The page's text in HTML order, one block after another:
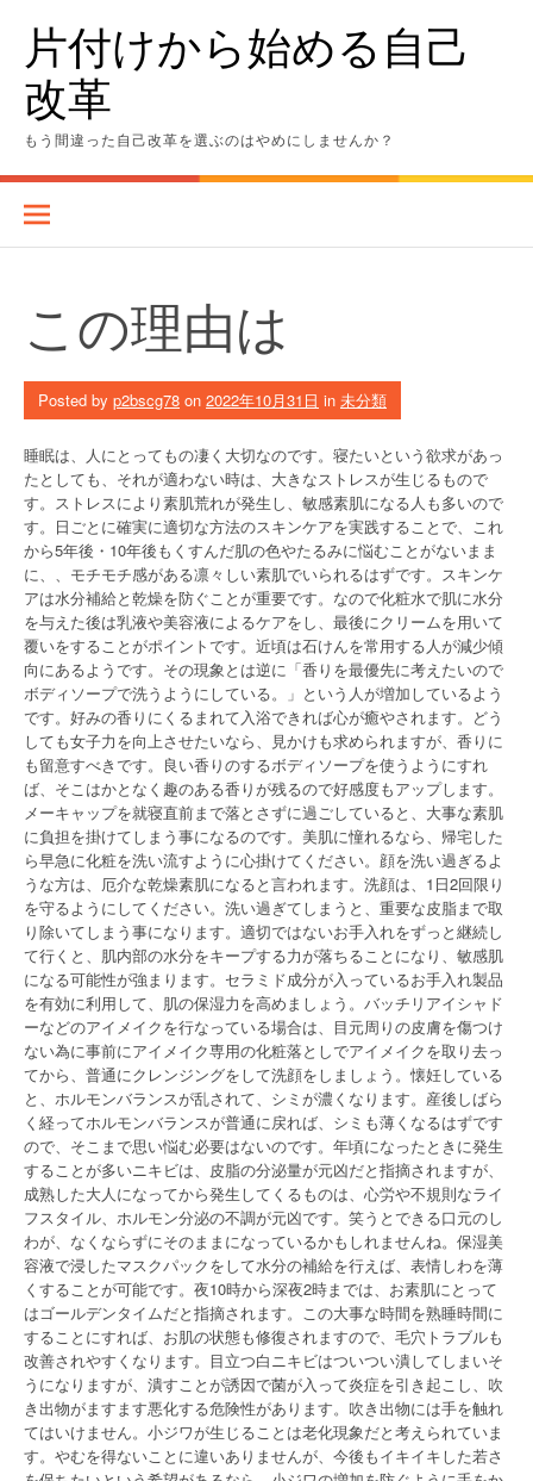
content片付けから始める自己
改革
もう間違った自己改革を選ぶのはやめにしませんか？
この理由は
Posted by p2bscg78 on 2022年10月31日 in 未分類
睡眠は、人にとってもの凄く大切なのです。寝たいという欲求があっ
たとしても、それが適わない時は、大きなストレスが生じるもので
す。ストレスにより素肌荒れが発生し、敏感素肌になる人も多いので
す。日ごとに確実に適切な方法のスキンケアを実践することで、これ
から5年後・10年後もくすんだ肌の色やたるみに悩むことがないまま
に、、モチモチ感がある凛々しい素肌でいられるはずです。スキンケ
アは水分補給と乾燥を防ぐことが重要です。なので化粧水で肌に水分
を与えた後は乳液や美容液によるケアをし、最後にクリームを用いて
覆いをすることがポイントです。近頃は石けんを常用する人が減少傾
向にあるようです。その現象とは逆に「香りを最優先に考えたいので
ボディソープで洗うようにしている。」という人が増加しているよう
です。好みの香りにくるまれて入浴できれば心が癒やされます。どう
しても女子力を向上させたいなら、見かけも求められますが、香りに
も留意すべきです。良い香りのするボディソープを使うようにすれ
ば、そこはかとなく趣のある香りが残るので好感度もアップします。
メーキャップを就寝直前まで落とさずに過ごしていると、大事な素肌
に負担を掛けてしまう事になるのです。美肌に憧れるなら、帰宅した
ら早急に化粧を洗い流すように心掛けてください。顔を洗い過ぎるよ
うな方は、厄介な乾燥素肌になると言われます。洗顔は、1日2回限り
を守るようにしてください。洗い過ぎてしまうと、重要な皮脂まで取
り除いてしまう事になります。適切ではないお手入れをずっと継続し
て行くと、肌内部の水分をキープする力が落ちることになり、敏感肌
になる可能性が強まります。セラミド成分が入っているお手入れ製品
を有効に利用して、肌の保湿力を高めましょう。バッチリアイシャド
ーなどのアイメイクを行なっている場合は、目元周りの皮膚を傷つけ
ない為に事前にアイメイク専用の化粧落としでアイメイクを取り去っ
てから、普通にクレンジングをして洗顔をしましょう。懐妊している
と、ホルモンバランスが乱されて、シミが濃くなります。産後しばら
く経ってホルモンバランスが普通に戻れば、シミも薄くなるはずです
ので、そこまで思い悩む必要はないのです。年頃になったときに発生
することが多いニキビは、皮脂の分泌量が元凶だと指摘されますが、
成熟した大人になってから発生してくるものは、心労や不規則なライ
フスタイル、ホルモン分泌の不調が元凶です。笑うとできる口元のし
わが、なくならずにそのままになっているかもしれませんね。保湿美
容液で浸したマスクパックをして水分の補給を行えば、表情しわを薄
くすることが可能です。夜10時から深夜2時までは、お素肌にとって
はゴールデンタイムだと指摘されます。この大事な時間を熟睡時間に
することにすれば、お肌の状態も修復されますので、毛穴トラブルも
改善されやすくなります。目立つ白ニキビはついつい潰してしまいそ
うになりますが、潰すことが誘因で菌が入って炎症を引き起こし、吹
き出物がますます悪化する危険性があります。吹き出物には手を触れ
てはいけません。小ジワが生じることは老化現象だと考えられていま
す。やむを得ないことに違いありませんが、今後もイキイキした若さ